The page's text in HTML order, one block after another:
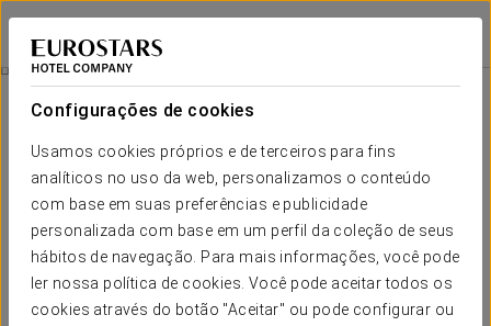
Configurações de cookies
Usamos cookies próprios e de terceiros para fins
analíticos no uso da web, personalizamos o conteúdo
com base em suas preferências e publicidade
personalizada com base em um perfil da coleção de seus
hábitos de navegação. Para mais informações, você pode
ler nossa política de cookies. Você pode aceitar todos os
cookies através do botão "Aceitar" ou pode configurar ou
Tandem Torres de Cádiz Suites
CÁDIS
Cádis
A cidade de Cádis é uma das mais recomendáveis para desfrutar
de alguns dias de férias e turismo. A sua oferta de lazer inclui
festas, cultura e uma gastronomia deliciosa, tudo isso rodeado
do melhor
ambiente.
Passeie pelos seus recantos, cheios de vida, sentindo a essência